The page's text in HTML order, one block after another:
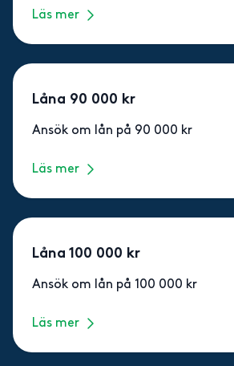
Läs mer
Låna 90 000 kr
Ansök om lån på 90 000 kr
Läs mer
Låna 100 000 kr
Ansök om lån på 100 000 kr
Läs mer